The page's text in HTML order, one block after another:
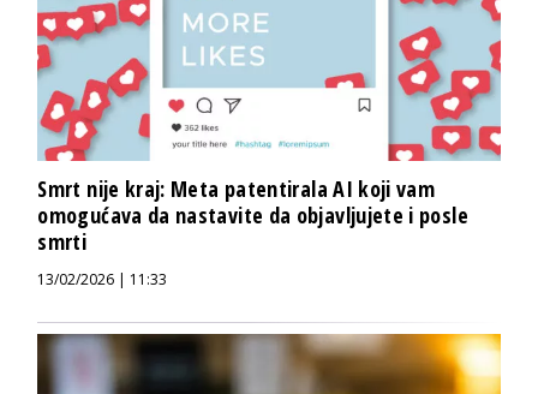
Smrt nije kraj: Meta patentirala AI koji vam
omogućava da nastavite da objavljujete i posle
smrti
13/02/2026 | 11:33